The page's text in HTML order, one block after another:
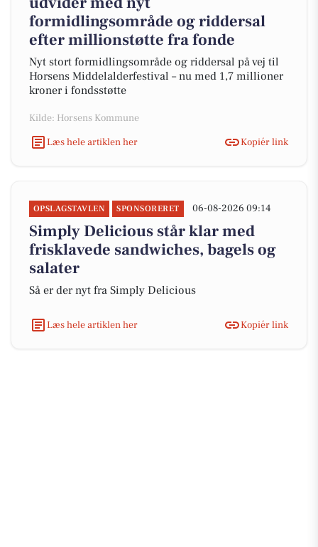
formidlingsområde og riddersal
efter millionstøtte fra fonde
Nyt stort formidlingsområde og riddersal på vej til
Horsens Middelalderfestival – nu med 1,7 millioner
kroner i fondsstøtte
Kilde: Horsens Kommune
Læs hele artiklen her
Kopiér link
OPSLAGSTAVLEN SPONSORERET 06-08-2026 09:14
Simply Delicious står klar med
frisklavede sandwiches, bagels og
salater
Så er der nyt fra Simply Delicious
Læs hele artiklen her Kopiér link